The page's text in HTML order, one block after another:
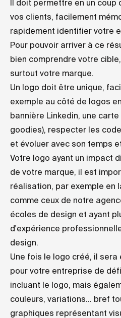
Il doit permettre en un
vos clients, facilement
rapidement identifier votre
Pour pouvoir arriver à ce
bien comprendre votre
surtout votre marque.
Un logo doit être unique,
exemple au côté de logos
bannière Linkedin, une
goodies), respecter les
et évoluer avec son temps
Votre logo ayant un impact
de votre marque, il est
réalisation, par exemple en
comme ceux de notre
écoles de design et ayant
d'expérience
design.
Une fois le logo créé, il
pour votre entreprise de
incluant le logo, mais
couleurs, variations... bref
graphiques représentant